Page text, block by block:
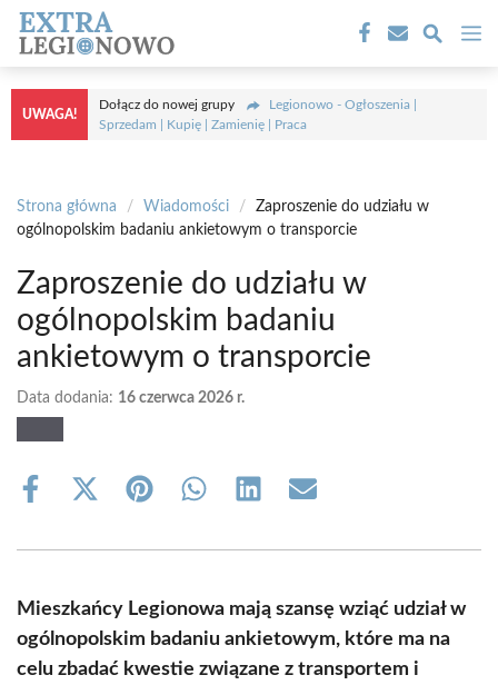
Przejdź
treści
UWAGA!
Dołącz do nowej grupy
Legionowo - Ogłoszenia |
Sprzedam | Kupię | Zamienię | Praca
Strona główna / Wiadomości /
Zaproszenie do udziału w
ogólnopolskim badaniu ankietowym o transporcie
Zaproszenie do udziału w
ogólnopolskim badaniu
ankietowym o transporcie
Data dodania: 16 czerwca 2026 r.
Share
Share
(Twitter)
Share Share Share Share
Mieszkańcy Legionowa mają szansę wziąć udział w
ogólnopolskim badaniu ankietowym, które ma na
celu zbadać kwestie związane z transportem i